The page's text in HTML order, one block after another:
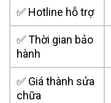
✅ Hotline hỗ trợ
✅ Thời gian bảo
hành
✅ Giá thành sửa
chữa